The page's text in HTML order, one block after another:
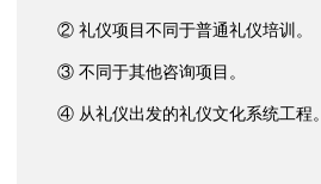
② 礼仪项目不同于普通礼仪培训。
③ 不同于其他咨询项目。
④ 从礼仪出发的礼仪文化系统工程。